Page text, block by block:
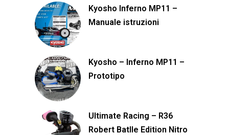
Kyosho Inferno MP11 –
Manuale istruzioni
Kyosho – Inferno MP11 –
Prototipo
Ultimate Racing – R36
Robert Batlle Edition Nitro